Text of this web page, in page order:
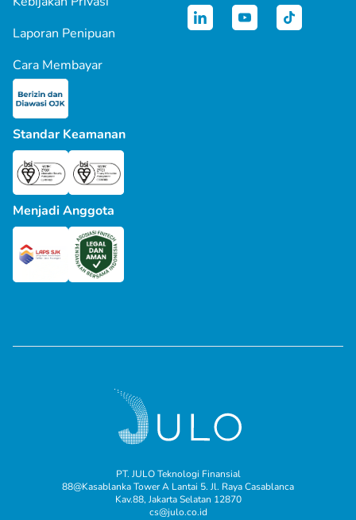
Laporan Penipuan
Cara Membayar
Standar Keamanan
Menjadi Anggota
PT. JULO Teknologi Finansial
88@Kasablanka Tower A Lantai 5. Jl. Raya Casablanca
Kav.88, Jakarta Selatan 12870
cs@julo.co.id